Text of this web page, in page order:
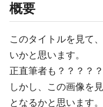
概要
このタイトルを見て
いかと思います。
正直筆者も？？？？
しかし、この画像を
となるかと思います。